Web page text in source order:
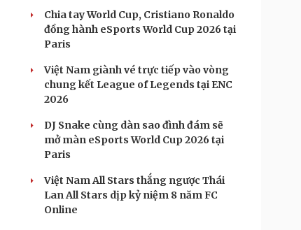
Cửa sổ tình yêu
Kể chuyện cho bé
Hạt giống tâm hồn
Chia tay World Cup, Cristiano Ronaldo
đồng hành eSports World Cup 2026 tại
Paris
Việt Nam giành vé trực tiếp vào vòng
chung kết League of Legends tại ENC
2026
DJ Snake cùng dàn sao đình đám sẽ
mở màn eSports World Cup 2026 tại
Paris
Việt Nam All Stars thắng ngược Thái
Lan All Stars dịp kỷ niệm 8 năm FC
Online